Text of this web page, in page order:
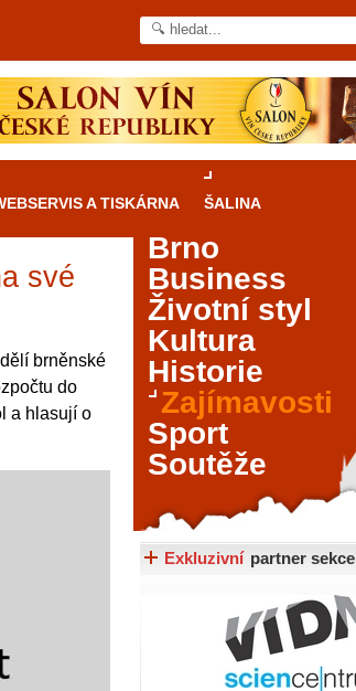
A TISKÁRNA ŠALINA
své
brněnské
do
a hlasují o
Brně: Od
památky, skvělé
jiné je ale také
vyzkoušet
moravské
her od klasické
Brno
Business
Životní styl
Kultura
Historie
Zajímavosti
Sport
Soutěže
Exkluzivní partner sekce